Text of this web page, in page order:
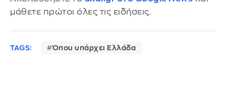
μάθετε πρώτοι όλες τις ειδήσεις.
TAGS: Όπου υπάρχει Ελλάδα